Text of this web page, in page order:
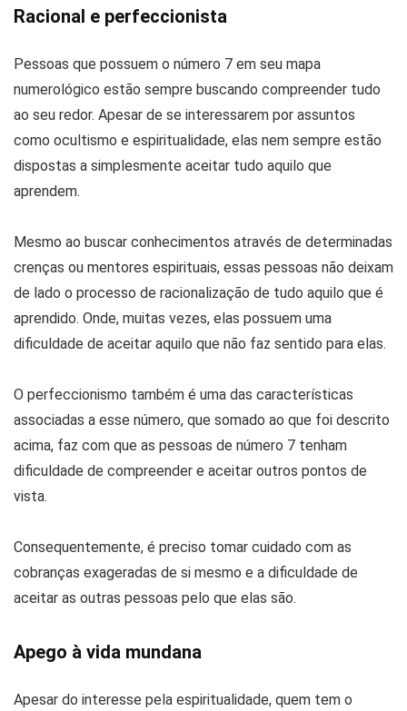
Racional e perfeccionista
Pessoas que possuem o número 7 em seu mapa
numerológico estão sempre buscando compreender tudo
ao seu redor. Apesar de se interessarem por assuntos
como ocultismo e espiritualidade, elas nem sempre estão
dispostas a simplesmente aceitar tudo aquilo que
aprendem.
Mesmo ao buscar conhecimentos através de determinadas
crenças ou mentores espirituais, essas pessoas não deixam
de lado o processo de racionalização de tudo aquilo que é
aprendido. Onde, muitas vezes, elas possuem uma
dificuldade de aceitar aquilo que não faz sentido para elas.
O perfeccionismo também é uma das características
associadas a esse número, que somado ao que foi descrito
acima, faz com que as pessoas de número 7 tenham
dificuldade de compreender e aceitar outros pontos de
vista.
Consequentemente, é preciso tomar cuidado com as
cobranças exageradas de si mesmo e a dificuldade de
aceitar as outras pessoas pelo que elas são.
Apego à vida mundana
Apesar do interesse pela espiritualidade, quem tem o